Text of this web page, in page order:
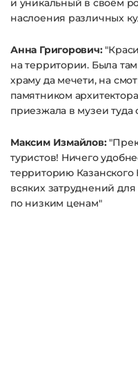
и уникальный в своём
наслоения различных
Анна Григорович:
на территории. Была
храму да мечети, на
памятником
приезжала в музеи туда
Максим Измайлов:
туристов! Ничего
территорию Казанского
всяких затруднений
по низким ценам"